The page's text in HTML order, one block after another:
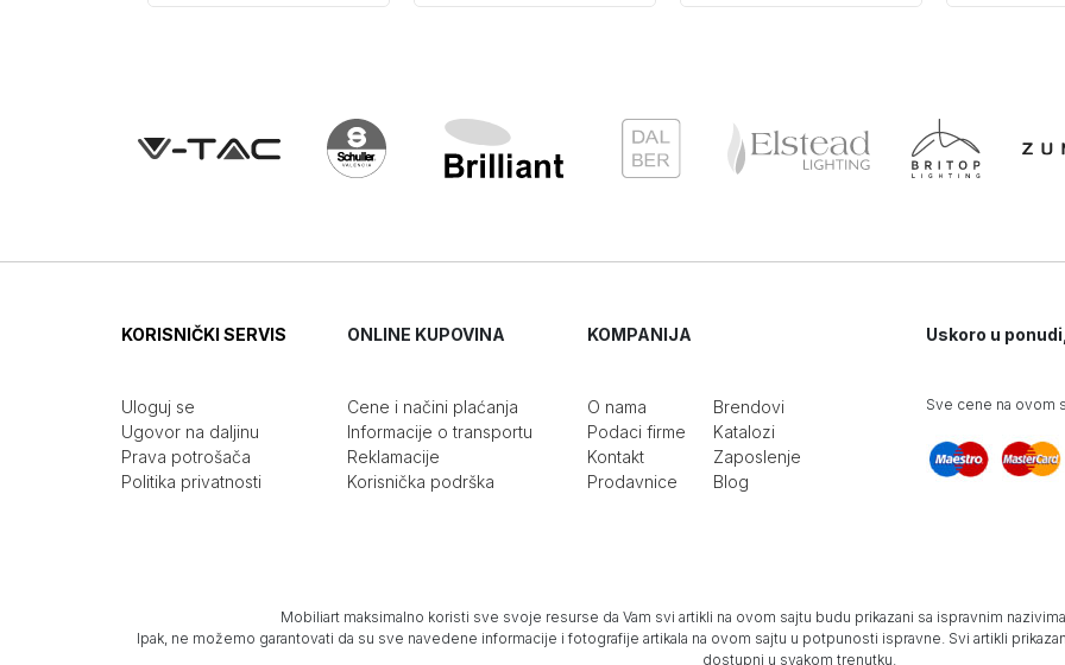
KORISNIČKI SERVIS
Uloguj se
Ugovor na daljinu
Prava potrošača
Politika privatnosti
ONLINE KUPOVINA
Cene i načini plaćanja
Informacije o transportu
Reklamacije
Korisnička podrška
KOMPANIJA
O nama
Podaci firme
Kontakt
Prodavnice
Brendovi
Katalozi
Zaposlenje
Blog
Uskoro u
Sve cene na ovom
Mobiliart maksimalno koristi sve svoje resurse da Vam svi artikli na ovom sajtu budu prikazani sa ispravnim
Ipak, ne možemo garantovati da su sve navedene informacije i fotografije artikala na ovom sajtu u potpunosti ispravne. Svi artikli
dostupni u svakom trenutku.